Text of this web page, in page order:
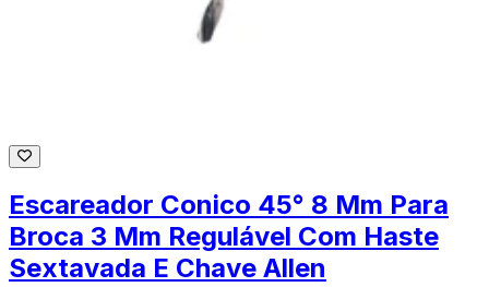
Escareador Conico 45° 8 Mm Para
Broca 3 Mm Regulável Com Haste
Sextavada E Chave Allen